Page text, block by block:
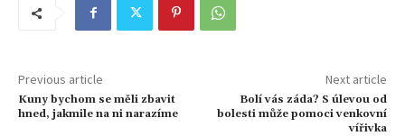
Previous article
Kuny bychom se měli zbavit
hned, jakmile na ni narazíme
Next article
Bolí vás záda? S úlevou od
bolesti může pomoci venkovní
vířivka